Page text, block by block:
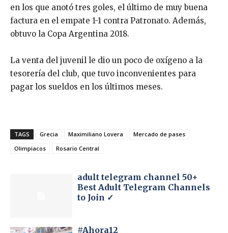
en los que anotó tres goles, el último de muy buena
factura en el empate 1-1 contra Patronato. Además,
obtuvo la Copa Argentina 2018.
La venta del juvenil le dio un poco de oxígeno a la
tesorería del club, que tuvo inconvenientes para
pagar los sueldos en los últimos meses.
TAGS Grecia Maximiliano Lovera
Mercado de pases
Olimpiacos
Rosario Central
adult telegram channel 50+
Best Adult Telegram Channels
to Join ✓
#Ahora12